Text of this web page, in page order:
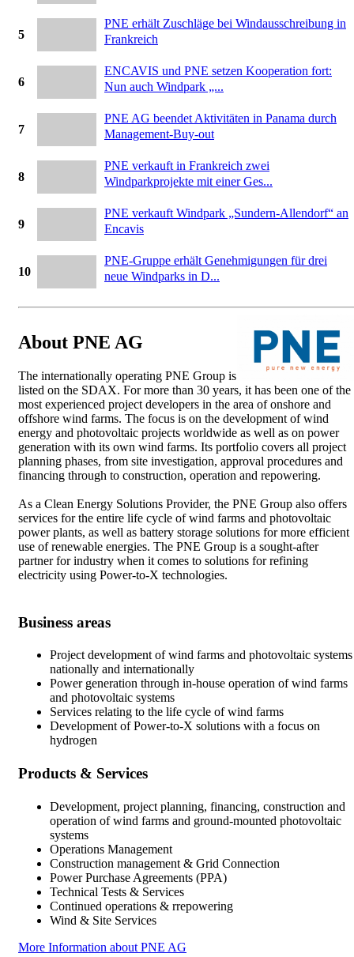
5
PNE erhält Zuschläge bei Windausschreibung in
Frankreich
6
ENCAVIS und PNE setzen Kooperation fort:
Nun auch Windpark „...
7
PNE AG beendet Aktivitäten in Panama durch
Management-Buy-out
8
PNE verkauft in Frankreich zwei
Windparkprojekte mit einer Ges...
9
PNE verkauft Windpark „Sundern-Allendorf“ an
Encavis
10
PNE-Gruppe erhält Genehmigungen für drei
neue Windparks in D...
About PNE AG
The internationally operating PNE Group is
listed on the SDAX. For more than 30 years, it has been one of the
most experienced project developers in the area of onshore and
offshore wind farms. The focus is on the development of wind
energy and photovoltaic projects worldwide as well as on power
generation with its own wind farms. Its portfolio covers all project
planning phases, from site investigation, approval procedures and
financing through to construction, operation and repowering.
As a Clean Energy Solutions Provider, the PNE Group also offers
services for the entire life cycle of wind farms and photovoltaic
power plants, as well as battery storage solutions for more efficient
use of renewable energies. The PNE Group is a sought-after
partner for industry when it comes to solutions for refining
electricity using Power-to-X technologies.
Business areas
Project development of wind farms and photovoltaic systems
nationally and internationally
Power generation through in-house operation of wind farms
and photovoltaic systems
Services relating to the life cycle of wind farms
Development of Power-to-X solutions with a focus on
hydrogen
Products & Services
Development, project planning, financing, construction and
operation of wind farms and ground-mounted photovoltaic
systems
Operations Management
Construction management & Grid Connection
Power Purchase Agreements (PPA)
Technical Tests & Services
Continued operations & rrepowering
Wind & Site Services
More Information about PNE AG